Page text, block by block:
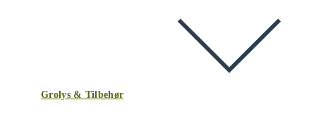
Grolys & Tilbehør